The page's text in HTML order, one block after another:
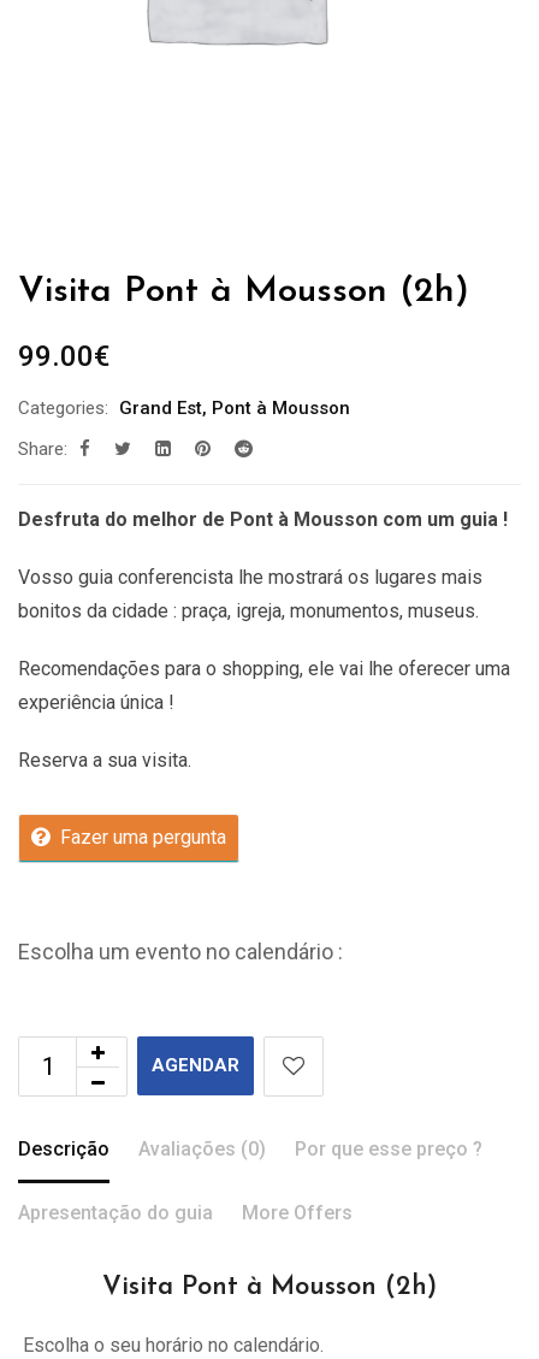
Visita Pont à Mousson (2h)
99.00€
Categories: Grand Est, Pont à Mousson
Share:
Desfruta do melhor de Pont à Mousson com um guia !
Vosso guia conferencista lhe mostrará os lugares mais
bonitos da cidade : praça, igreja, monumentos, museus.
Recomendações para o shopping, ele vai lhe oferecer uma
experiência única !
Reserva a sua visita.
Fazer uma pergunta
Escolha um evento no calendário :
AGENDAR
Descrição Avaliações (0) Por que esse preço ?
Apresentação do guia More Offers
Visita Pont à Mousson (2h)
Escolha o seu horário no calendário.